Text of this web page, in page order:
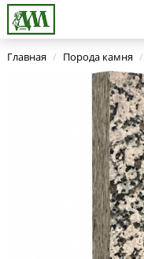
Главная / Порода камня /